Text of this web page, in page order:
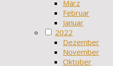
März
Februar
Januar
2022
Dezember
November
Oktober